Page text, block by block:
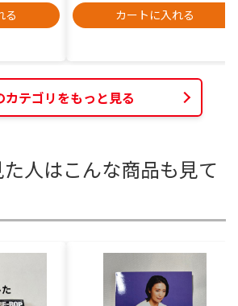
る カートに入れる
カテゴリをもっと見る
人はこんな商品も見て